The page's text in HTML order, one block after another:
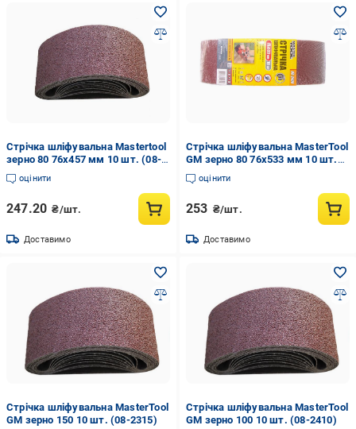
Стрічка шліфувальна Mastertool
зерно 80 76x457 мм 10 шт. (08-
2308)
оцінити
247.20 ₴/шт.
Доставимо
Стрічка шліфувальна MasterTool
GM зерно 80 76х533 мм 10 шт.
(08-2408)
оцінити
253 ₴/шт.
Доставимо
Стрічка шліфувальна MasterTool
GM зерно 150 10 шт. (08-2315)
Стрічка шліфувальна MasterTool
GM зерно 100 10 шт. (08-2410)